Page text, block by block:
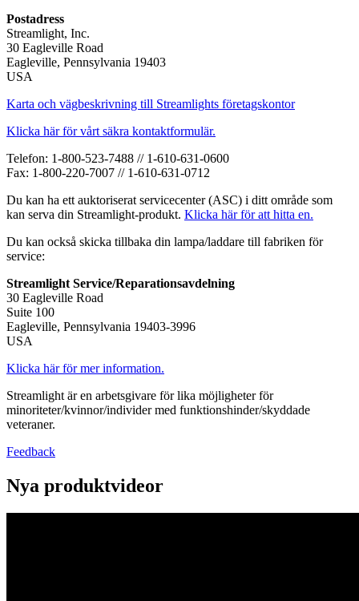
Postadress
Streamlight, Inc.
30 Eagleville Road
Eagleville, Pennsylvania 19403
USA
Karta och vägbeskrivning till Streamlights företagskontor
Klicka här för vårt säkra kontaktformulär.
Telefon: 1-800-523-7488 // 1-610-631-0600
Fax: 1-800-220-7007 // 1-610-631-0712
Du kan ha ett auktoriserat servicecenter (ASC) i ditt område som
kan serva din Streamlight-produkt. Klicka här för att hitta en.
Du kan också skicka tillbaka din lampa/laddare till fabriken för
service:
Streamlight Service/Reparationsavdelning
30 Eagleville Road
Suite 100
Eagleville, Pennsylvania 19403-3996
USA
Klicka här för mer information.
Streamlight är en arbetsgivare för lika möjligheter för
minoriteter/kvinnor/individer med funktionshinder/skyddade
veteraner.
Feedback
Nya produktvideor